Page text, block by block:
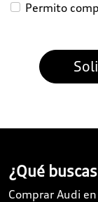
Permito
¿Qué
Comprar Audi